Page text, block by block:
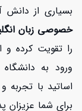
بسیاری از دانش
خصوصی زبان
را تقویت کرده و
ورود به
اساتید با
برای شما عزیزان